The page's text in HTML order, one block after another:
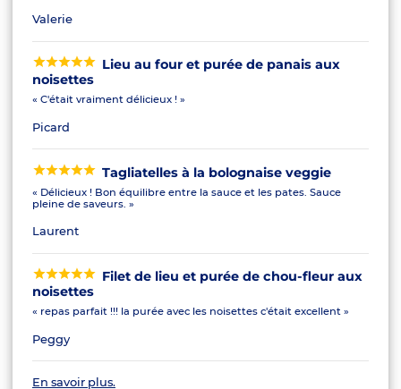
Valerie
Lieu au four et purée de panais aux
noisettes
« C'était vraiment délicieux ! »
Picard
Tagliatelles à la bolognaise veggie
« Délicieux ! Bon équilibre entre la sauce et les pates. Sauce
pleine de saveurs. »
Laurent
Filet de lieu et purée de chou-fleur aux
noisettes
« repas parfait !!! la purée avec les noisettes c'était excellent »
Peggy
En savoir plus.